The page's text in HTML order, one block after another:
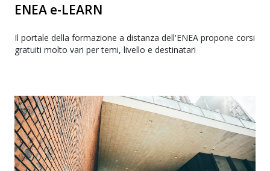
ENEA e-LEARN
Il portale della formazione a distanza dell'ENEA propone corsi
gratuiti molto vari per temi, livello e destinatari